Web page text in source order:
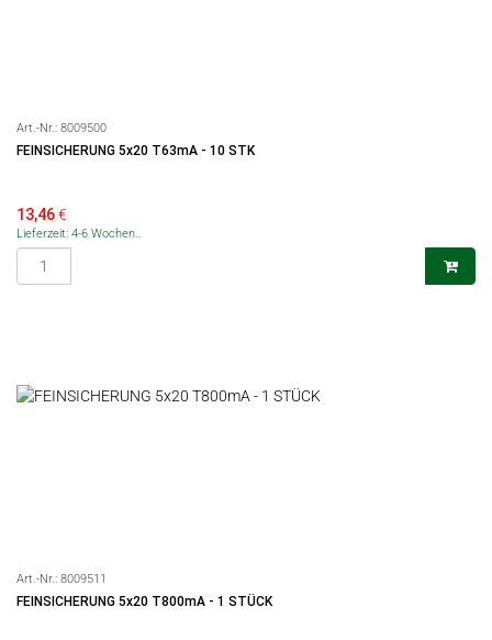
Art.-Nr.: 8009500
FEINSICHERUNG 5x20 T63mA - 10 STK
13,46€
Lieferzeit: 4-6 Wochen..
Art.-Nr.: 8009511
FEINSICHERUNG 5x20 T800mA - 1 STÜCK